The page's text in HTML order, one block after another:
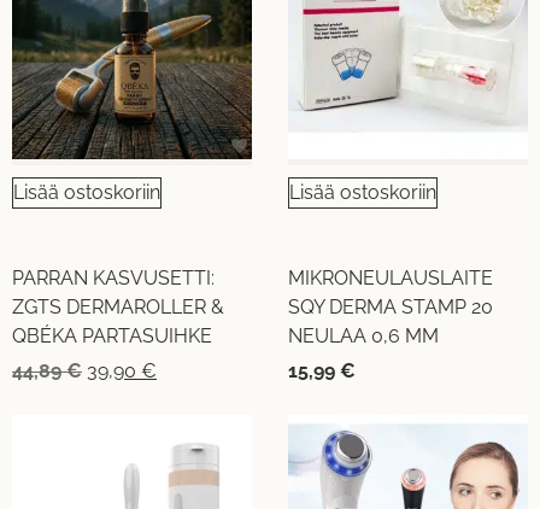
Lisää ostoskoriin
PARRAN KASVUSETTI:
ZGTS DERMAROLLER &
QBÉKA PARTASUIHKE
44,89€ 39,90 €
Lisää ostoskoriin
MIKRONEULAUSLAITE
SQY DERMA STAMP 20
NEULAA 0,6 MM
15,99 €